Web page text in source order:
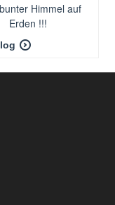
Himmel auf
Erden !!!